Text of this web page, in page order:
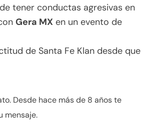
tener conductas agresivas en
Gera MX en un evento de
de Santa Fe Klan desde que
Desde hace más de 8 años te
mensaje.